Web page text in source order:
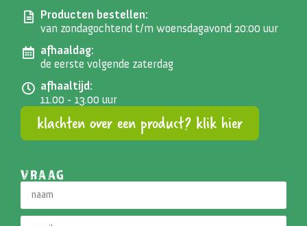
Producten bestellen:
van zondagochtend t/m woensdagavond 20:00 uur
afhaaldag:
de eerste volgende zaterdag
afhaaltijd:
11.00 - 13.00 uur
klachten over een product? klik hier
VRAAG